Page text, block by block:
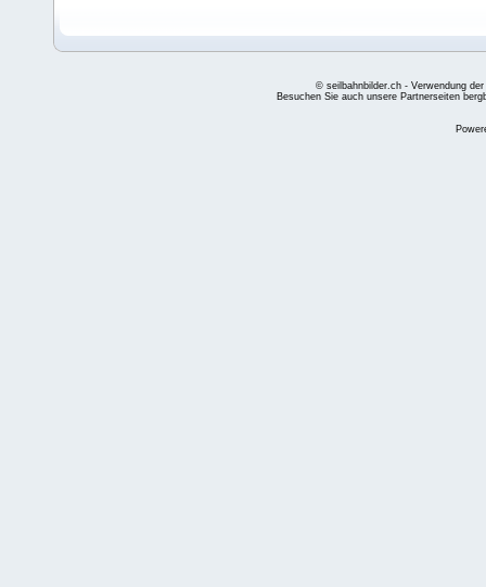
© seilbahnbilder.ch - Verwendung
Besuchen Sie auch unsere Partnerseiten